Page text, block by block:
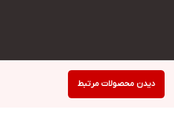
دیدن محصولات مرتبط